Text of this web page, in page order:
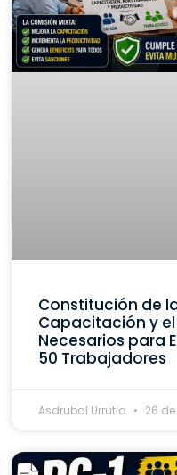
Constitución de
Capacitación y el
Necesarios para
50 Trabajadores
Asdrubal Urrutia 26